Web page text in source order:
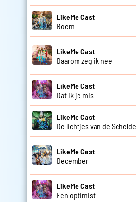
LikeMe Cast
Boem
LikeMe Cast
Daarom zeg ik nee
LikeMe Cast
Dat ik je mis
LikeMe Cast
De lichtjes van de Schelde
LikeMe Cast
December
LikeMe Cast
Een optimist